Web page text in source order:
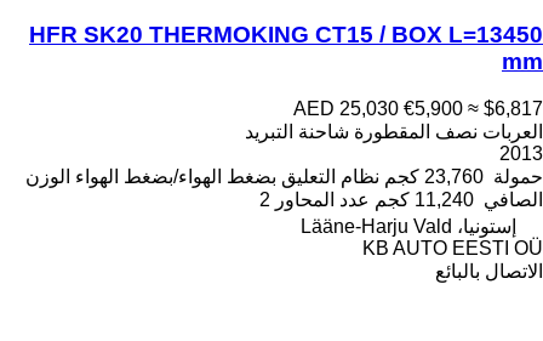
HFR SK20 THERMOKING CT15 / BOX L=13450
mm
AED 25,030 €5,900 ≈ $6,817
العربات نصف المقطورة شاحنة التبريد
2013
حمولة 23,760 كجم نظام التعليق بضغط الهواء/بضغط الهواء الوزن
الصافي 11,240 كجم عدد المحاور 2
إستونيا، Lääne-Harju Vald
KB AUTO EESTI OÜ
الاتصال بالبائع